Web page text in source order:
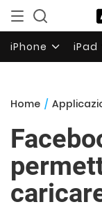
iPhone iPad
Home /